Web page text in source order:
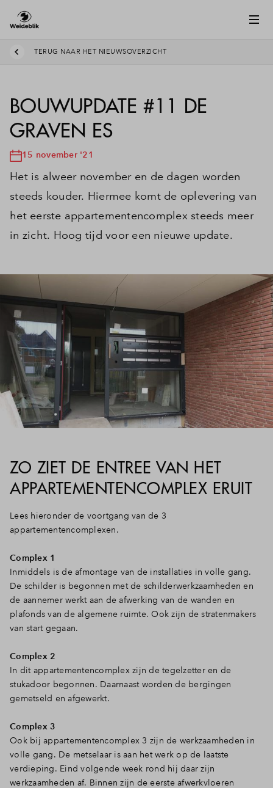
TERUG NAAR HET NIEUWSOVERZICHT
BOUWUPDATE #11 DE
GRAVEN ES
15 november '21
Het is alweer november en de dagen worden
steeds kouder. Hiermee komt de oplevering van
het eerste appartementencomplex steeds meer
in zicht. Hoog tijd voor een nieuwe update.
ZO ZIET DE ENTREE VAN HET
APPARTEMENTENCOMPLEX ERUIT
Lees hieronder de voortgang van de 3
appartementencomplexen.
Complex 1
Inmiddels is de afmontage van de installaties in volle gang.
De schilder is begonnen met de schilderwerkzaamheden en
de aannemer werkt aan de afwerking van de wanden en
plafonds van de algemene ruimte. Ook zijn de stratenmakers
van start gegaan.
Complex 2
In dit appartementencomplex zijn de tegelzetter en de
stukadoor begonnen. Daarnaast worden de bergingen
gemetseld en afgewerkt.
Complex 3
Ook bij appartementencomplex 3 zijn de werkzaamheden in
volle gang. De metselaar is aan het werk op de laatste
verdieping. Eind volgende week rond hij daar zijn
werkzaamheden af. Binnen zijn de eerste afwerkvloeren